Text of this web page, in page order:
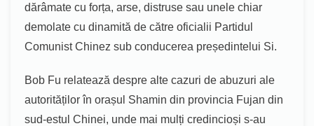
dărâmate cu forța, arse, distruse sau unele chiar
demolate cu dinamită de către oficialii Partidul
Comunist Chinez sub conducerea președintelui Si.
Bob Fu relatează despre alte cazuri de abuzuri ale
autorităților în orașul Shamin din provincia Fujan din
sud-estul Chinei, unde mai mulți credincioși s-au